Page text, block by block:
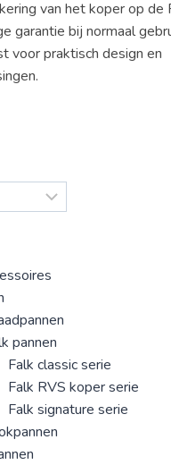
van het koper op de
garantie bij normaal
voor praktisch design en
pannen
Falk classic serie
Falk RVS koper serie
Falk signature serie